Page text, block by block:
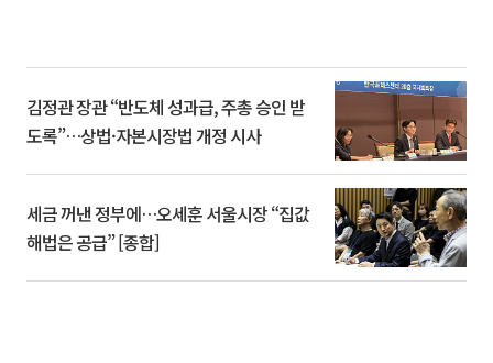
김정관 장관 “반도체 성과급, 주총 승인 받
도록”…상법·자본시장법 개정 시사
세금 꺼낸 정부에…오세훈 서울시장 “집값
해법은 공급” [종합]